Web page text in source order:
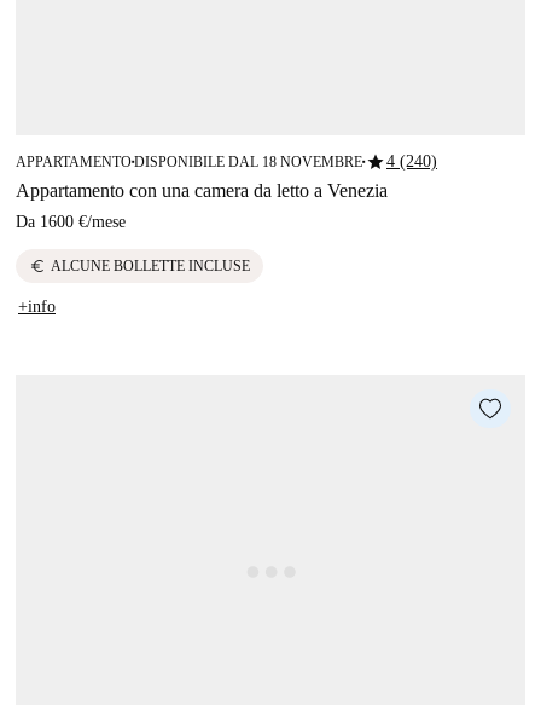
APPARTAMENTO■DISPONIBILE DAL 18 NOVEMBRE■star4 (240)
Appartamento con una camera da letto a Venezia
Da 1600 €/mese
euro ALCUNE BOLLETTE INCLUSE
+info